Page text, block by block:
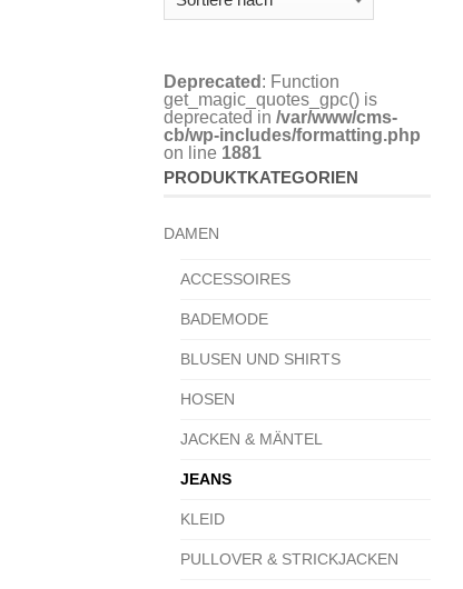
Deprecated : Function
get_magic_quotes_gpc() is
deprecated in /var/www/cms-
cb/wp-includes/formatting.php
on line 1881
PRODUKTKATEGORIEN
DAMEN
ACCESSOIRES
BADEMODE
BLUSEN UND SHIRTS
HOSEN
JACKEN & MÄNTEL
JEANS
KLEID
PULLOVER & STRICKJACKEN